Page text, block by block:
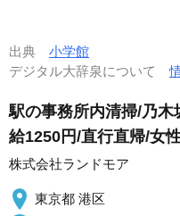
出典 小学館
デジタル大辞泉について
駅の事務所内清掃/乃
給1250円/直行直帰/女
株式会社ランドモア
東京都 港区